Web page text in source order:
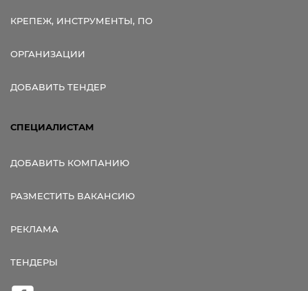
КРЕПЕЖ, ИНСТРУМЕНТЫ, ПО
ОРГАНИЗАЦИИ
ДОБАВИТЬ ТЕНДЕР
СПЕЦИАЛИСТАМ
ДОБАВИТЬ КОМПАНИЮ
РАЗМЕСТИТЬ ВАКАНСИЮ
РЕКЛАМА
ТЕНДЕРЫ